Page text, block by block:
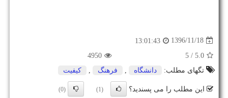
1396/11/18
13:01:43
5.0
/ 5
4950
تگهای مطلب:
دانشگاه , فرهنگ , كیفیت
این مطلب را می پسندید؟ (1)
(0)